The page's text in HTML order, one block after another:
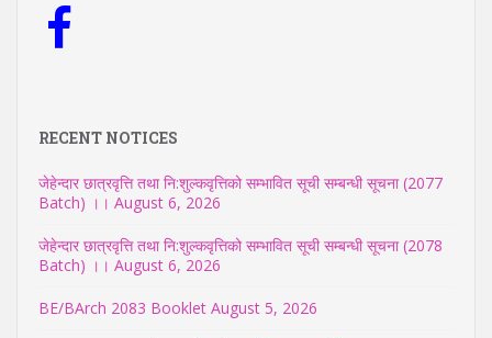
RECENT NOTICES
जेहेन्दार छात्रवृत्ति तथा नि:शुल्कवृत्तिको सम्भावित सूची सम्बन्धी सूचना (2077
Batch) ।। August 6, 2026
जेहेन्दार छात्रवृत्ति तथा नि:शुल्कवृत्तिको सम्भावित सूची सम्बन्धी सूचना (2078
Batch) ।। August 6, 2026
BE/BArch 2083 Booklet August 5, 2026